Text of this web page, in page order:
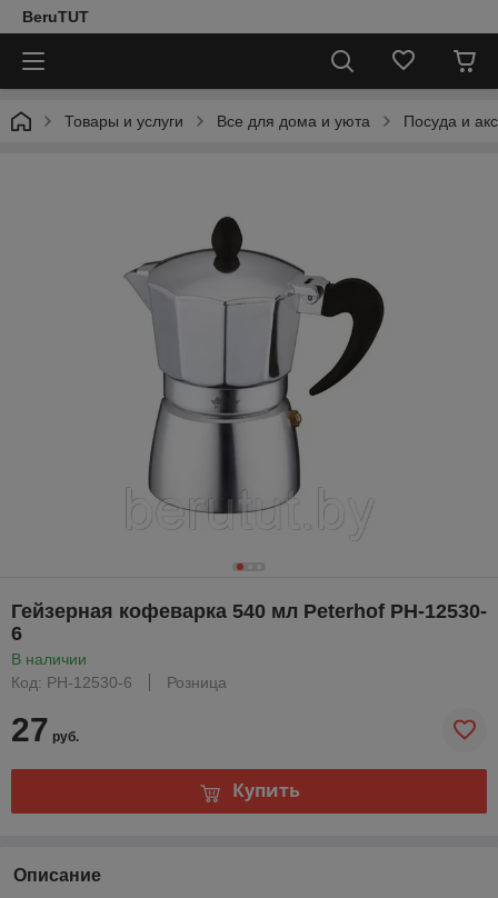
BeruTUT
Товары и услуги Все для дома и уюта Посуда и
Гейзерная кофеварка 540 мл Peterhof PH-12530-
6
В наличии
Код: PH-12530-6
Розница
27 руб.
Купить
Описание